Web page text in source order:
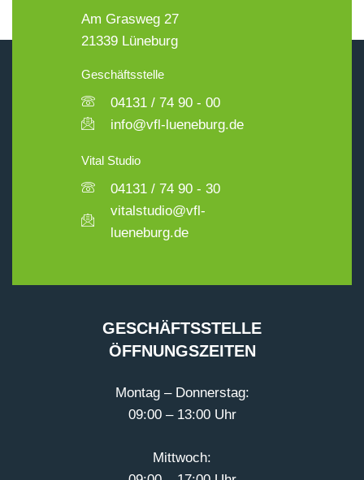
Am Grasweg 27
21339 Lüneburg
Geschäftsstelle
04131 / 74 90 - 00
info@vfl-lueneburg.de
Vital Studio
04131 / 74 90 - 30
vitalstudio@vfl-
lueneburg.de
GESCHÄFTSSTELLE
ÖFFNUNGSZEITEN
Montag – Donnerstag:
09:00 – 13:00 Uhr
Mittwoch: